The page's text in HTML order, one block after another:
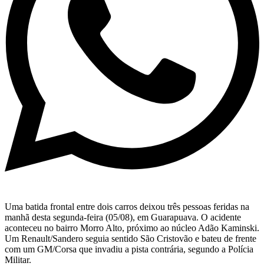
Uma batida frontal entre dois carros deixou três pessoas feridas na
manhã desta segunda-feira (05/08), em Guarapuava. O acidente
aconteceu no bairro Morro Alto, próximo ao núcleo Adão Kaminski.
Um Renault/Sandero seguia sentido São Cristovão e bateu de frente
com um GM/Corsa que invadiu a pista contrária, segundo a Polícia
Militar.